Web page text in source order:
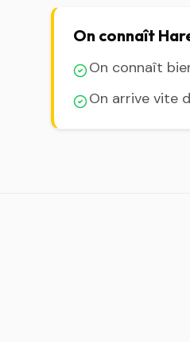
On connaît
On connaît
On arrive vite